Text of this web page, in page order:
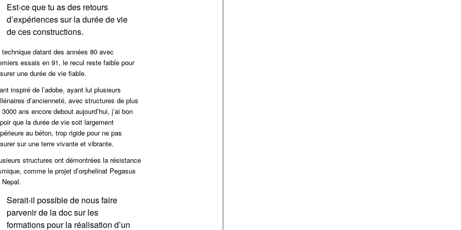
Est-ce que tu as des retours
d’expériences sur la durée de vie
de ces constructions.
technique datant des années 80 avec
essais en 91, le recul reste faible pour
une durée de vie fiable.
inspiré de l’adobe, ayant lui plusieurs
d’ancienneté, avec structures de plus
3000 ans encore debout aujourd’hui, j’ai bon
que la durée de vie soit largement
au béton, trop rigide pour ne pas
sur une terre vivante et vibrante.
structures ont démontrées la résistance
comme le projet d’orphelinat Pegasus
Nepal.
Serait-il possible de nous faire
parvenir de la doc sur les
formations pour la réalisation d’un